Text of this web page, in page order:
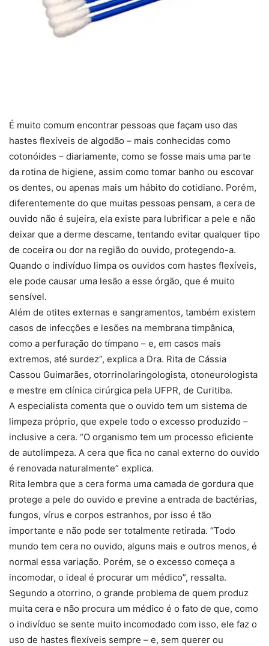
É muito comum encontrar pessoas que façam uso das
hastes flexíveis de algodão – mais conhecidas como
cotonóides – diariamente, como se fosse mais uma parte
da rotina de higiene, assim como tomar banho ou escovar
os dentes, ou apenas mais um hábito do cotidiano. Porém,
diferentemente do que muitas pessoas pensam, a cera de
ouvido não é sujeira, ela existe para lubrificar a pele e não
deixar que a derme descame, tentando evitar qualquer tipo
de coceira ou dor na região do ouvido, protegendo-a.
Quando o indivíduo limpa os ouvidos com hastes flexíveis,
ele pode causar uma lesão a esse órgão, que é muito
sensível.
Além de otites externas e sangramentos, também existem
casos de infecções e lesões na membrana timpânica,
como a perfuração do tímpano – e, em casos mais
extremos, até surdez”, explica a Dra. Rita de Cássia
Cassou Guimarães, otorrinolaringologista, otoneurologista
e mestre em clínica cirúrgica pela UFPR, de Curitiba.
A especialista comenta que o ouvido tem um sistema de
limpeza próprio, que expele todo o excesso produzido –
inclusive a cera. “O organismo tem um processo eficiente
de autolimpeza. A cera que fica no canal externo do ouvido
é renovada naturalmente” explica.
Rita lembra que a cera forma uma camada de gordura que
protege a pele do ouvido e previne a entrada de bactérias,
fungos, vírus e corpos estranhos, por isso é tão
importante e não pode ser totalmente retirada. “Todo
mundo tem cera no ouvido, alguns mais e outros menos, é
normal essa variação. Porém, se o excesso começa a
incomodar, o ideal é procurar um médico”, ressalta.
Segundo a otorrino, o grande problema de quem produz
muita cera e não procura um médico é o fato de que, como
o indivíduo se sente muito incomodado com isso, ele faz o
uso de hastes flexíveis sempre – e, sem querer ou